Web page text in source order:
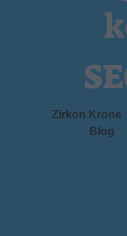
Zirkon Krone
Blog